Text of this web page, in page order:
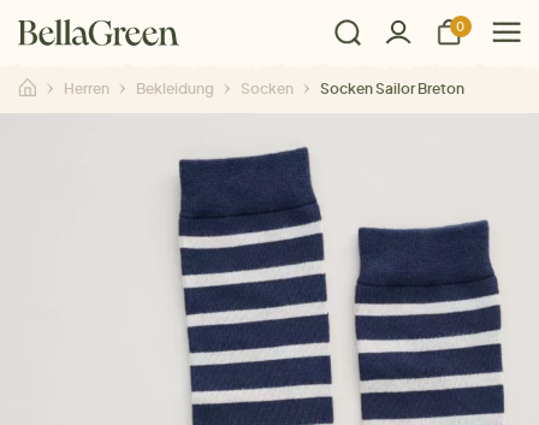
0
Herren Bekleidung Socken Socken Sailor Breton